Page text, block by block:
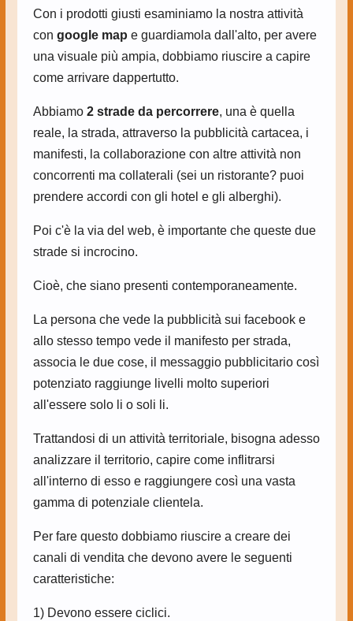
Con i prodotti giusti esaminiamo la nostra attività
con google map e guardiamola dall'alto, per avere
una visuale più ampia, dobbiamo riuscire a capire
come arrivare dappertutto.
Abbiamo 2 strade da percorrere, una è quella
reale, la strada, attraverso la pubblicità cartacea, i
manifesti, la collaborazione con altre attività non
concorrenti ma collaterali (sei un ristorante? puoi
prendere accordi con gli hotel e gli alberghi).
Poi c'è la via del web, è importante che queste due
strade si incrocino.
Cioè, che siano presenti contemporaneamente.
La persona che vede la pubblicità sui facebook e
allo stesso tempo vede il manifesto per strada,
associa le due cose, il messaggio pubblicitario così
potenziato raggiunge livelli molto superiori
all'essere solo li o soli li.
Trattandosi di un attività territoriale, bisogna adesso
analizzare il territorio, capire come inflitrarsi
all'interno di esso e raggiungere così una vasta
gamma di potenziale clientela.
Per fare questo dobbiamo riuscire a creare dei
canali di vendita che devono avere le seguenti
caratteristiche:
1) Devono essere ciclici.